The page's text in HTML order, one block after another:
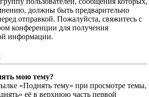
должны быть предварительно
отправкой. Пожалуйста, свяжитесь с
конференции для получения
информации.
мою тему?
«Поднять тему» при просмотре темы,
её в верхнюю часть первой